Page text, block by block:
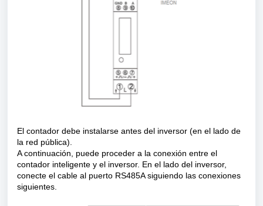
El contador debe instalarse antes del inversor (en el lado de
la red pública).
A continuación, puede proceder a la conexión entre el
contador inteligente y el inversor. En el lado del inversor,
conecte el cable al puerto RS485A siguiendo las conexiones
siguientes.